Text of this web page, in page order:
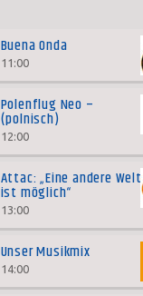
Buena Onda
11:00
Polenflug Neo –
(polnisch)
12:00
Attac: „Eine andere Welt
ist möglich“
13:00
Unser Musikmix
14:00